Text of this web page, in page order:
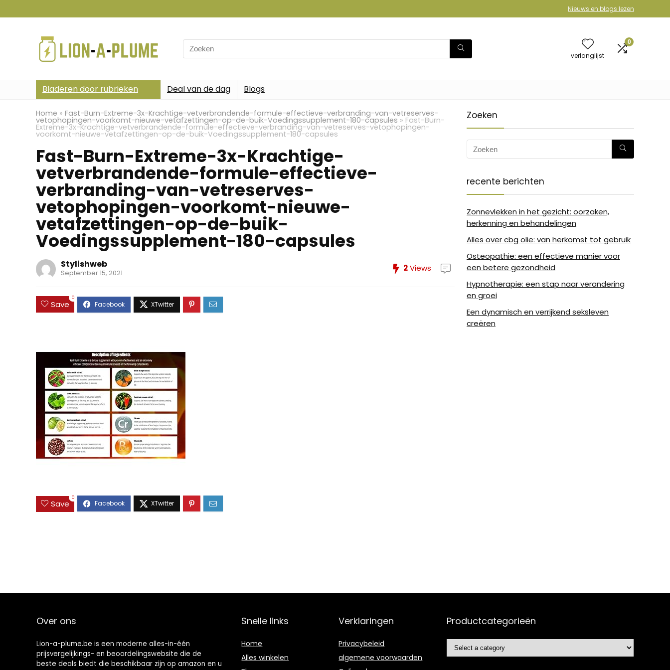
Nieuws en blogs lezen
Search
for:
verlanglijst
0
Bladeren door rubrieken Deal van de dag Blogs
Home » Fast-Burn-Extreme-3x-Krachtige-vetverbrandende-formule-effectieve-verbranding-van-vetreserves-
vetophopingen-voorkomt-nieuwe-vetafzettingen-op-de-buik-Voedingssupplement-180-capsules » Fast-Burn-
Extreme-3x-Krachtige-vetverbrandende-formule-effectieve-verbranding-van-vetreserves-vetophopingen-
voorkomt-nieuwe-vetafzettingen-op-de-buik-Voedingssupplement-180-capsules
Fast-Burn-Extreme-3x-Krachtige-
vetverbrandende-formule-effectieve-
verbranding-van-vetreserves-
vetophopingen-voorkomt-nieuwe-
vetafzettingen-op-de-buik-
Voedingssupplement-180-capsules
Stylishweb
September 15, 2021 2Views
Save
0
Save
0
Zoeken
recente berichten
Zonnevlekken in het gezicht: oorzaken,
herkenning en behandelingen
Alles over cbg olie: van herkomst tot gebruik
Osteopathie: een effectieve manier voor
een betere gezondheid
Hypnotherapie: een stap naar verandering
en groei
Een dynamisch en verrijkend seksleven
creëren
Over ons
Lion-a-plume.be is een moderne alles-in-één
prijsvergelijkings- en beoordelingswebsite die de
beste deals biedt die beschikbaar zijn op amazon en u
Snelle links
Home
Alles winkelen
Verklaringen
Privacybeleid
algemene voorwaarden
Productcategorieën